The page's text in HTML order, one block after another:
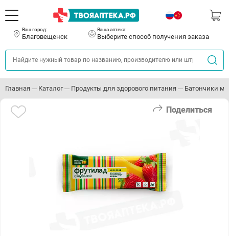
Ваш город:
Благовещенск
Ваша аптека:
Выберите способ получения заказа
Главная Каталог Продукты для здорового питания Батончики
Поделиться